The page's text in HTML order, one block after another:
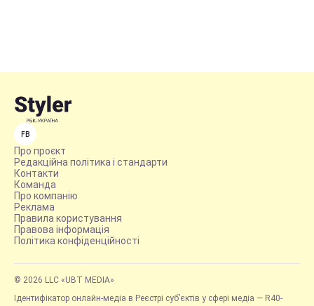
FB
Про проєкт
Редакційна політика і стандарти
Контакти
Команда
Про компанію
Реклама
Правила користування
Правова інформація
Політика конфіденційності
© 2026 LLC «UBT MEDIA»
Ідентифікатор онлайн-медіа в Реєстрі суб’єктів у сфері медіа — R40-